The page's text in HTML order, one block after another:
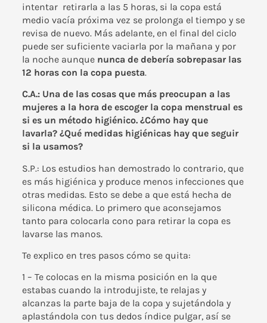
intentar retirarla a las 5 horas, si la copa está
medio vacía próxima vez se prolonga el tiempo y se
revisa de nuevo. Más adelante, en el final del ciclo
puede ser suficiente vaciarla por la mañana y por
la noche aunque nunca de debería sobrepasar las
12 horas con la copa puesta.
C.A.: Una de las cosas que más preocupan a las
mujeres a la hora de escoger la copa menstrual es
si es un método higiénico. ¿Cómo hay que
lavarla? ¿Qué medidas higiénicas hay que seguir
si la usamos?
S.P.: Los estudios han demostrado lo contrario, que
es más higiénica y produce menos infecciones que
otras medidas. Esto se debe a que está hecha de
silicona médica. Lo primero que aconsejamos
tanto para colocarla cono para retirar la copa es
lavarse las manos.
Te explico en tres pasos cómo se quita:
1 – Te colocas en la misma posición en la que
estabas cuando la introdujiste, te relajas y
alcanzas la parte baja de la copa y sujetándola y
aplastándola con tus dedos índice pulgar, así se